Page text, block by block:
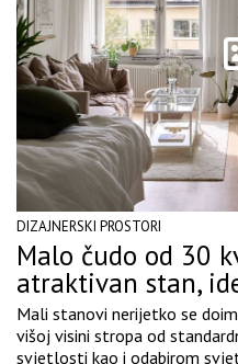
DIZAJNERSKI PROSTORI
Malo čudo od 30
atraktivan stan,
Mali stanovi nerijetko se
višoj visini stropa od
svjetlosti kao i odabirom